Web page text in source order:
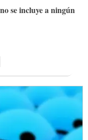
se incluye a ningún